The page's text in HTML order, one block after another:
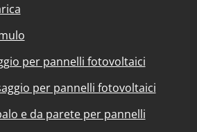
per pannelli fotovoltaici
per pannelli fotovoltaici
e da parete per pannelli